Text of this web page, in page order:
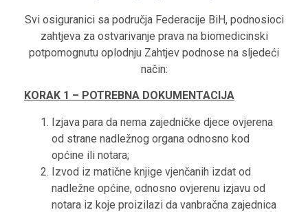
Svi osiguranici sa područja Federacije BiH, podnosioci
zahtjeva za ostvarivanje prava na biomedicinski
potpomognutu oplodnju Zahtjev podnose na sljedeći
način:
KORAK 1 – POTREBNA DOKUMENTACIJA
Izjava para da nema zajedničke djece ovjerena
od strane nadležnog organa odnosno kod
općine ili notara;
Izvod iz matične knjige vjenčanih izdat od
nadležne općine, odnosno ovjerenu izjavu od
notara iz koje proizilazi da vanbračna zajednica